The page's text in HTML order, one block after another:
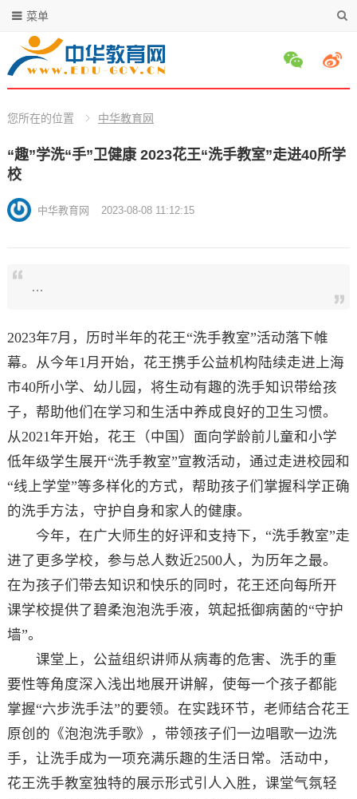
菜单
您所在的位置 中华教育网
“趣”学洗“手”卫健康 2023花王“洗手教室”走进40所学
校
中华教育网 2023-08-08 11:12:15
…
2023年7月，历时半年的花王“洗手教室”活动落下帷
幕。从今年1月开始，花王携手公益机构陆续走进上海
市40所小学、幼儿园，将生动有趣的洗手知识带给孩
子，帮助他们在学习和生活中养成良好的卫生习惯。
从2021年开始，花王（中国）面向学龄前儿童和小学
低年级学生展开“洗手教室”宣教活动，通过走进校园和
“线上学堂”等多样化的方式，帮助孩子们掌握科学正确
的洗手方法，守护自身和家人的健康。
今年，在广大师生的好评和支持下，“洗手教室”走
进了更多学校，参与总人数近2500人，为历年之最。
在为孩子们带去知识和快乐的同时，花王还向每所开
课学校提供了碧柔泡泡洗手液，筑起抵御病菌的“守护
墙”。
课堂上，公益组织讲师从病毒的危害、洗手的重
要性等角度深入浅出地展开讲解，使每一个孩子都能
掌握“六步洗手法”的要领。在实践环节，老师结合花王
原创的《泡泡洗手歌》，带领孩子们一边唱歌一边洗
手，让洗手成为一项充满乐趣的生活日常。活动中，
花王洗手教室独特的展示形式引人入胜，课堂气氛轻